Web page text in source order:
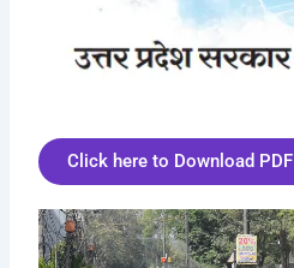
Click here to Download PDF